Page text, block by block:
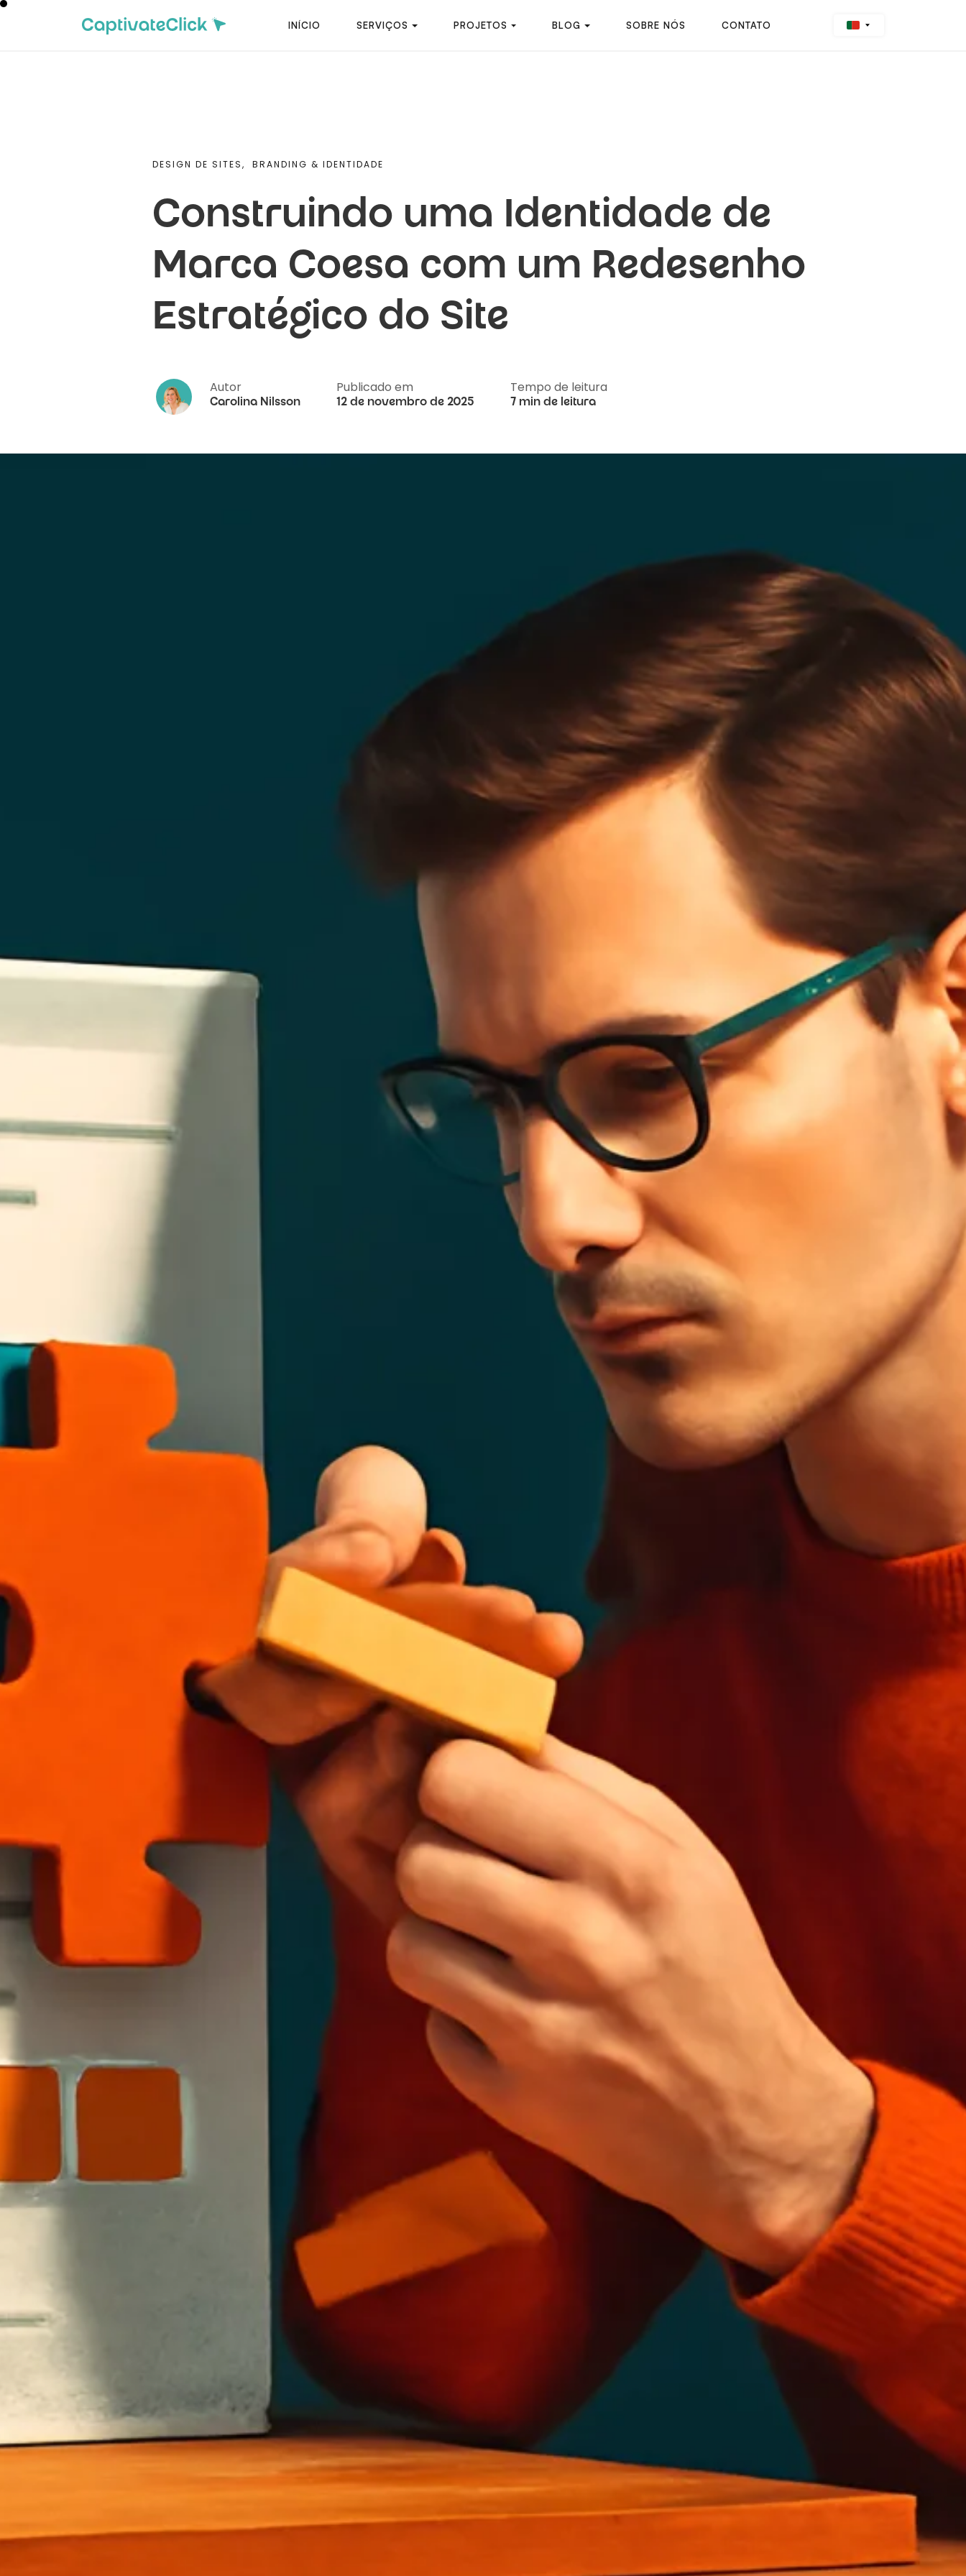
INÍCIO SERVIÇOS PROJETOS BLOG SOBRE NÓS CONTATO
DESIGN DE SITES, BRANDING & IDENTIDADE
Construindo uma Identidade de
Marca Coesa com um Redesenho
Estratégico do Site
Autor
Carolina Nilsson
Publicado em
12 de novembro de 2025
Tempo de leitura
7 min de leitura